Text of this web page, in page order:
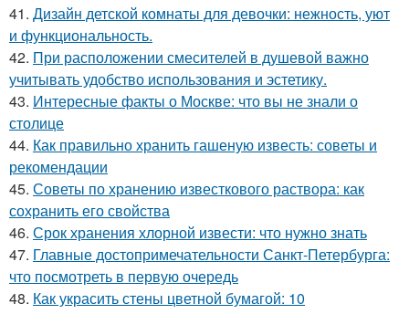
41. Дизайн детской комнаты для девочки: нежность, уют
и функциональность.
42. При расположении смесителей в душевой важно
учитывать удобство использования и эстетику.
43. Интересные факты о Москве: что вы не знали о
столице
44. Как правильно хранить гашеную известь: советы и
рекомендации
45. Советы по хранению известкового раствора: как
сохранить его свойства
46. Срок хранения хлорной извести: что нужно знать
47. Главные достопримечательности Санкт-Петербурга:
что посмотреть в первую очередь
48. Как украсить стены цветной бумагой: 10